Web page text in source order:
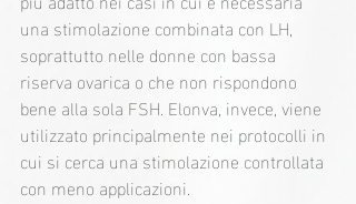
una stimolazione combinata con LH,
soprattutto nelle donne con bassa
riserva ovarica o che non rispondono
bene alla sola FSH. Elonva, invece, viene
utilizzato principalmente nei protocolli in
cui si cerca una stimolazione controllata
con meno applicazioni.